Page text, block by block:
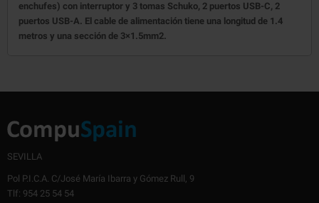
enchufes) con interruptor y 3 tomas Schuko, 2 puertos USB-C, 2
puertos USB-A. El cable de alimentación tiene una longitud de 1.4
metros y una sección de 3×1.5mm2.
SEVILLA
Pol P.I.C.A. C/José María Ibarra y Gómez Rull, 9
Tlf: 954 25 54 54